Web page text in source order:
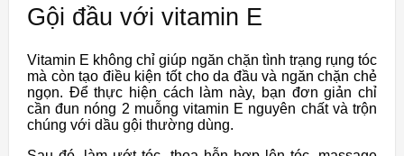
Gội đầu với vitamin E
Vitamin E không chỉ giúp ngăn chặn tình trạng rụng tóc
mà còn tạo điều kiện tốt cho da đầu và ngăn chặn chẻ
ngọn. Để thực hiện cách làm này, bạn đơn giản chỉ
cần đun nóng 2 muỗng vitamin E nguyên chất và trộn
chúng với dầu gội thường dùng.